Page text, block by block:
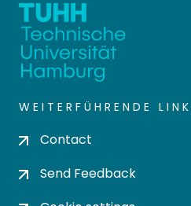
WEITERFÜHRENDE
Contact
Send Feedback